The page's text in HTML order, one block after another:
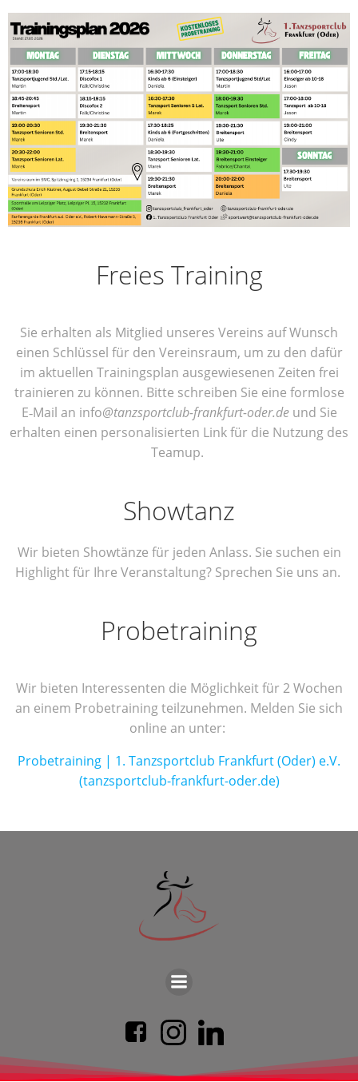
Frei­es Training
Sie erhal­ten als Mit­glied unse­res Ver­eins auf Wunsch
einen Schlüs­sel für den Ver­eins­raum, um zu den dafür
im aktu­el­len Trai­nings­plan aus­ge­wie­se­nen Zei­ten frei
trai­nie­ren zu kön­nen. Bit­te schrei­ben Sie eine form­lo­se
E‑Mail an info@tanzsportclub-frankfurt-oder.deund Sie
erhal­ten einen per­so­na­li­sier­ten Link für die Nut­zung des
Teamup.
Show­tanz
Wir bie­ten Show­tän­ze für jeden Anlass. Sie suchen ein
High­light für Ihre Ver­an­stal­tung? Spre­chen Sie uns an.
Pro­be­trai­ning
Wir bie­ten Inter­es­sen­ten die Mög­lich­keit für 2 Wochen
an einem Pro­be­trai­ning teil­zu­neh­men. Mel­den Sie sich
online an unter:
Pro­be­trai­ning | 1. Tanz­sport­club Frank­furt (Oder) e.V.
(tanzsportclub-frankfurt-oder.de)